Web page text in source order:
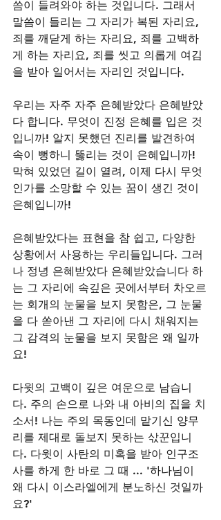
씀이 들려와야 하는 것입니다. 그래서
말씀이 들리는 그 자리가 복된 자리요,
죄를 깨닫게 하는 자리요, 죄를 고백하
게 하는 자리요, 죄를 씻고 의롭게 여김
을 받아 일어서는 자리인 것입니다.
우리는 자주 자주 은혜받았다 은혜받았
다 합니다. 무엇이 진정 은혜를 입은 것
입니까! 알지 못했던 진리를 발견하여
속이 뻥하니 뚫리는 것이 은혜입니까!
막혀 있었던 길이 열려, 이제 다시 무엇
인가를 소망할 수 있는 꿈이 생긴 것이
은혜입니까!
은혜받았다는 표현을 참 쉽고, 다양한
상황에서 사용하는 우리들입니다. 그러
나 정녕 은혜받았다 은혜받았습니다 하
는 그 자리에 속깊은 곳에서부터 차오르
는 회개의 눈물을 보지 못함은, 그 눈물
을 다 쏟아낸 그 자리에 다시 채워지는
그 감격의 눈물을 보지 못함은 왜 일까
요!
다윗의 고백이 깊은 여운으로 남습니
다. 주의 손으로 나와 내 아비의 집을 치
소서! 나는 주의 목동인데 맡기신 양무
리를 제대로 돌보지 못하는 삯꾼입니
다. 다윗이 사탄의 미혹을 받아 인구조
사를 하게 한 바로 그 때 ... '하나님이
왜 다시 이스라엘에게 분노하신 것일까
요?'